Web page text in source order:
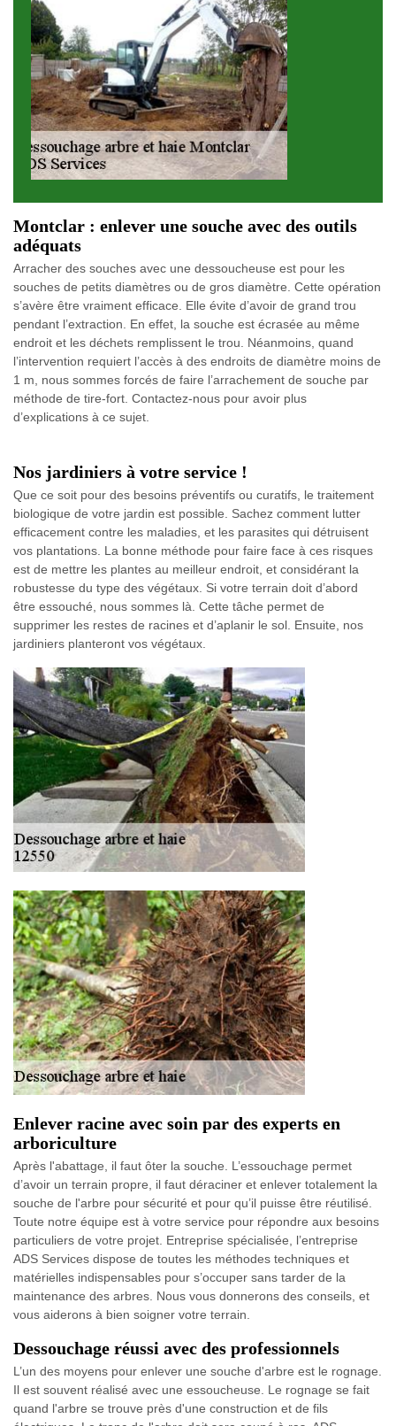
Montclar : enlever une souche avec des outils
adéquats
Arracher des souches avec une dessoucheuse est pour les
souches de petits diamètres ou de gros diamètre. Cette opération
s’avère être vraiment efficace. Elle évite d’avoir de grand trou
pendant l’extraction. En effet, la souche est écrasée au même
endroit et les déchets remplissent le trou. Néanmoins, quand
l’intervention requiert l’accès à des endroits de diamètre moins de
1 m, nous sommes forcés de faire l’arrachement de souche par
méthode de tire-fort. Contactez-nous pour avoir plus
d’explications à ce sujet.
Nos jardiniers à votre service !
Que ce soit pour des besoins préventifs ou curatifs, le traitement
biologique de votre jardin est possible. Sachez comment lutter
efficacement contre les maladies, et les parasites qui détruisent
vos plantations. La bonne méthode pour faire face à ces risques
est de mettre les plantes au meilleur endroit, et considérant la
robustesse du type des végétaux. Si votre terrain doit d’abord
être essouché, nous sommes là. Cette tâche permet de
supprimer les restes de racines et d’aplanir le sol. Ensuite, nos
jardiniers planteront vos végétaux.
Enlever racine avec soin par des experts en
arboriculture
Après l'abattage, il faut ôter la souche. L’essouchage permet
d’avoir un terrain propre, il faut déraciner et enlever totalement la
souche de l'arbre pour sécurité et pour qu’il puisse être réutilisé.
Toute notre équipe est à votre service pour répondre aux besoins
particuliers de votre projet. Entreprise spécialisée, l’entreprise
ADS Services dispose de toutes les méthodes techniques et
matérielles indispensables pour s’occuper sans tarder de la
maintenance des arbres. Nous vous donnerons des conseils, et
vous aiderons à bien soigner votre terrain.
Dessouchage réussi avec des professionnels
L’un des moyens pour enlever une souche d'arbre est le rognage.
Il est souvent réalisé avec une essoucheuse. Le rognage se fait
quand l'arbre se trouve près d'une construction et de fils